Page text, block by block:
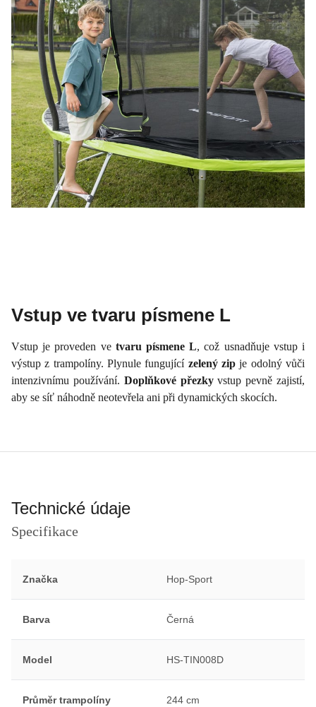
Vstup ve tvaru písmene L
Vstup je proveden ve tvaru písmene L, což usnadňuje vstup i
výstup z trampolíny. Plynule fungující zelený zip je odolný vůči
intenzivnímu používání. Doplňkové přezkyvstup pevně zajistí,
aby se síť náhodně neotevřela ani při dynamických skocích.
Technické údaje
Specifikace
Značka Hop-Sport
Barva Černá
Model HS-TIN008D
Průměr trampolíny 244 cm